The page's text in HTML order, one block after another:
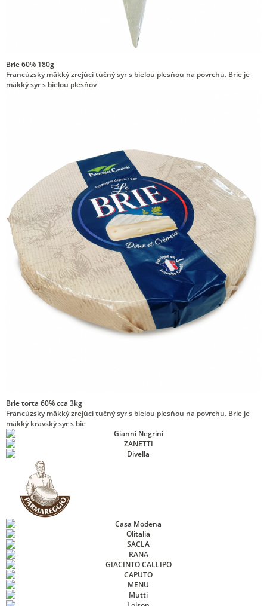
Brie 60% 180g
Francúzsky mäkký zrejúci tučný syr s bielou plesňou na povrchu. Brie je
mäkký syr s bielou plesňov
Brie torta 60% cca 3kg
Francúzsky mäkký zrejúci tučný syr s bielou plesňou na povrchu. Brie je
mäkký kravský syr s bie